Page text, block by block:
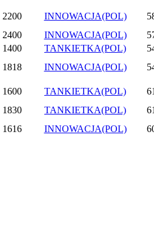
2200 INNOWACJA(POL)
2400 INNOWACJA(POL)
1400 TANKIETKA(POL)
1818 INNOWACJA(POL)
1600 TANKIETKA(POL)
1830 TANKIETKA(POL)
1616 INNOWACJA(POL)